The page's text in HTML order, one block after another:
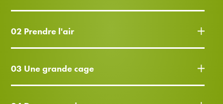
02 Prendre l'air
03 Une grande cage